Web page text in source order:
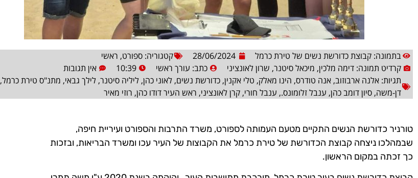
בתמונה: קבוצת כדורשת נשים של טירת כרמל 28/06/2024 קטגוריה: ספורט, ראשי
קרדיט תמונה: דימה מלכין, מיכאל סיטנר, שרון לאונציני
כתב: עורך ראשי 10:39
אין תגובות
תגיות: אלנה ארבוזוב, אנה טודרס, הינו מאלק, טלי אקנין, כדורשת נשים, לאוני כהן, ליליה סיטנר, לילך גבאי, מתנ"ס טירת כרמל,
דן-משה, סיון דומב כהן, ענבל זלומונס., ענבל חורי, קרן לאונציני, ראש העיר דודו כהן, רוזי מאיר
טורניר כדורשת הנשים התקיים מטעם העמותה לספורט, משרד התרבות והספורט ועיריית חיפה,
שבמהלכו ניצחה קבוצת הכדורשת של טירת כרמל את הקבוצות של העיר עכו ומשרד הבריאות, ובזכות
כך זכתה במקום הראשון.